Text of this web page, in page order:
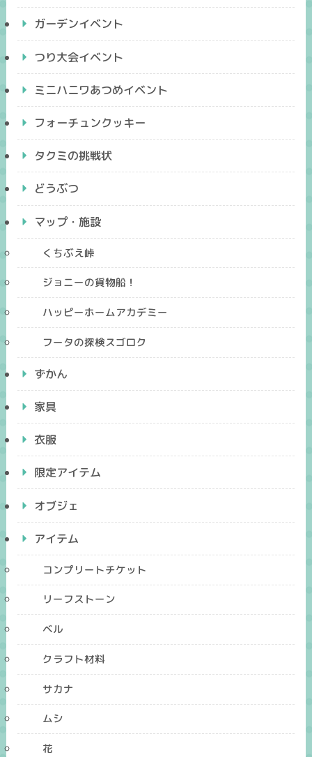
ガーデンイベント
つり大会イベント
ミニハニワあつめイベント
フォーチュンクッキー
タクミの挑戦状
どうぶつ
マップ・施設
くちぶえ峠
ジョニーの貨物船！
ハッピーホームアカデミー
フータの探検スゴロク
ずかん
家具
衣服
限定アイテム
オブジェ
アイテム
コンプリートチケット
リーフストーン
ベル
クラフト材料
サカナ
ムシ
花